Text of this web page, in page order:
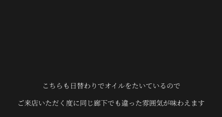
こちらも日替わりでオイルをたいているので
ご来店いただく度に同じ廊下でも違った雰囲気が味わえます